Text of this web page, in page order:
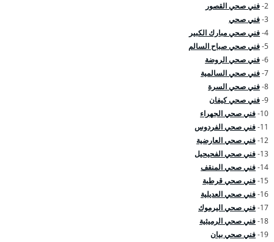
2- فني صحي القصور
3- فني صحي
4- فني صحي مبارك الكبير
5- فني صحي صباح السالم
6- فني صحي الروضة
7- فني صحي السالمية
8- فني صحي السرة
9- فني صحي كيفان
10- فني صحي الجهراء
11- فني صحي الفردوس
12- فني صحي العارضية
13- فني صحي الفحيحيل
14- فني صحي المنقف
15- فني صحي قرطبة
16- فني صحي العديلية
17- فني صحي اليرموك
18- فني صحي الرميثية
19- فني صحي بيان